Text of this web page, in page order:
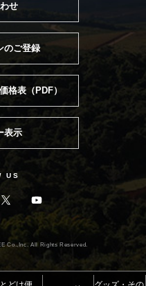
せ
のご登録
格表（PDF）
表示
US
Co.,Inc. All Rights Reserved.